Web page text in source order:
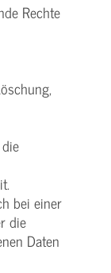
Rechte
bei einer
die
Daten